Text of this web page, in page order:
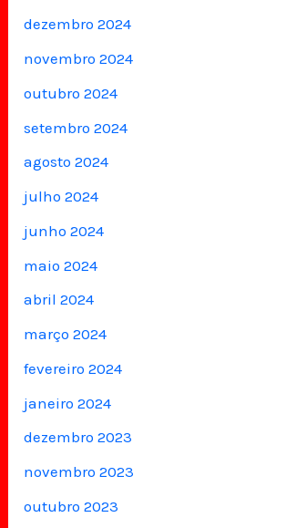
dezembro 2024
novembro 2024
outubro 2024
setembro 2024
agosto 2024
julho 2024
junho 2024
maio 2024
abril 2024
março 2024
fevereiro 2024
janeiro 2024
dezembro 2023
novembro 2023
outubro 2023